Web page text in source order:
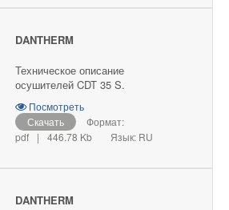
DANTHERM
Техническое описание
осушителей CDT 35 S.
Посмотреть
Скачать
Формат:
pdf
| 446.78 Kb Язык: RU
DANTHERM